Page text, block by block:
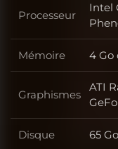
Processeur
Intel
Mémoire 4 Go
Graphismes
ATI
Disque Disque
65 Go